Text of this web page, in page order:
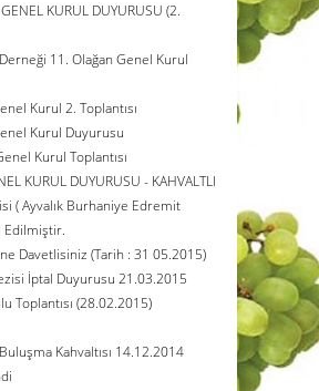
KURUL DUYURUSU (2.
11. Olağan Genel Kurul
Kurul 2. Toplantısı
Kurul Duyurusu
Kurul Toplantısı
KURUL DUYURUSU - KAHVALTLI
( Ayvalık Burhaniye Edremit
Edilmiştir.
Davetlisiniz (Tarih : 31 05.2015)
İptal Duyurusu 21.03.2015
Toplantısı (28.02.2015)
Kahvaltısı 14.12.2014